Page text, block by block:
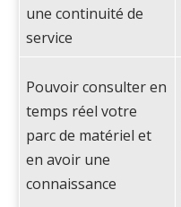
une continuité de
service
Pouvoir consulter en
temps réel votre
parc de matériel et
en avoir une
connaissance